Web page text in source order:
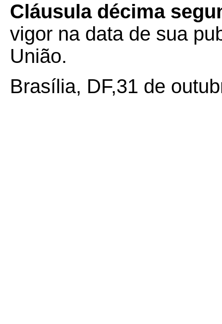
Cláusula décima
vigor na data de sua
União.
Brasília, DF,31 de